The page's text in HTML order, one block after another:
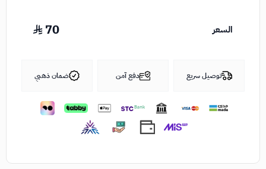
السعر 70
توصيل سريع دفع آمن ضمان ذهبي